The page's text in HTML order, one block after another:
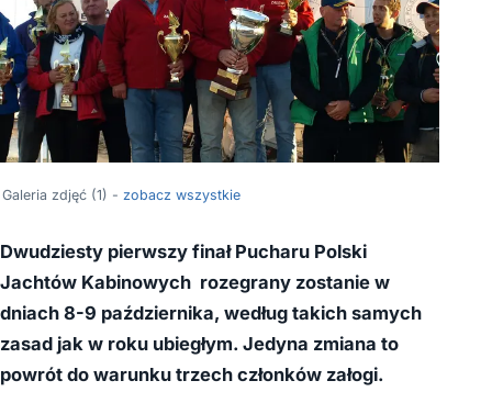
Galeria zdjęć (1) - zobacz wszystkie
Dwudziesty pierwszy finał Pucharu Polski
Jachtów Kabinowych rozegrany zostanie w
dniach 8-9 października, według takich samych
zasad jak w roku ubiegłym. Jedyna zmiana to
powrót do warunku trzech członków załogi.